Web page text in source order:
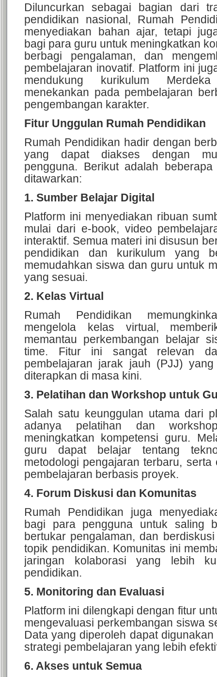
Diluncurkan sebagai bagian dari
pendidikan nasional, Rumah
menyediakan bahan ajar, tetapi
bagi para guru untuk meningkatkan
berbagi pengalaman, dan
pembelajaran inovatif. Platform ini
mendukung kurikulum
menekankan pada pembelajaran
pengembangan karakter.
Fitur Unggulan Rumah Pendidikan
Rumah Pendidikan hadir dengan
yang dapat diakses dengan
pengguna. Berikut adalah
ditawarkan:
1. Sumber Belajar Digital
Platform ini menyediakan ribuan
mulai dari e-book, video
interaktif. Semua materi ini disusun
pendidikan dan kurikulum yang
memudahkan siswa dan guru untuk
yang sesuai.
2. Kelas Virtual
Rumah Pendidikan
mengelola kelas virtual,
memantau perkembangan belajar
time. Fitur ini sangat relevan
pembelajaran jarak jauh (PJJ)
diterapkan di masa kini.
3. Pelatihan dan Workshop untuk
Salah satu keunggulan utama dari
adanya pelatihan dan
meningkatkan kompetensi guru.
guru dapat belajar tentang
metodologi pengajaran terbaru, serta
pembelajaran berbasis proyek.
4. Forum Diskusi dan Komunitas
Rumah Pendidikan juga
bagi para pengguna untuk saling
bertukar pengalaman, dan
topik pendidikan. Komunitas ini
jaringan kolaborasi yang lebih
pendidikan.
5. Monitoring dan Evaluasi
Platform ini dilengkapi dengan fitur
mengevaluasi perkembangan siswa
Data yang diperoleh dapat
strategi pembelajaran yang lebih
6. Akses untuk Semua